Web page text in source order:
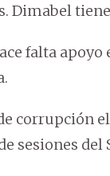
Dimabel
falta
corrupción
sesiones del